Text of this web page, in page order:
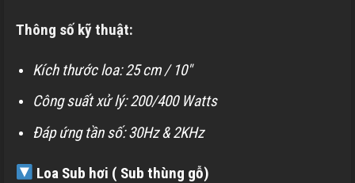
Thông số kỹ thuật:
Kích thước loa: 25 cm / 10″
Công suất xử lý: 200/400 Watts
Đáp ứng tần số: 30Hz & 2KHz
Loa Sub hơi ( Sub thùng gỗ)